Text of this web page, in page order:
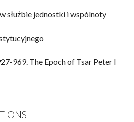
of History
służbie jednostki i wspólnoty
969. The Epoch of Tsar Peter I